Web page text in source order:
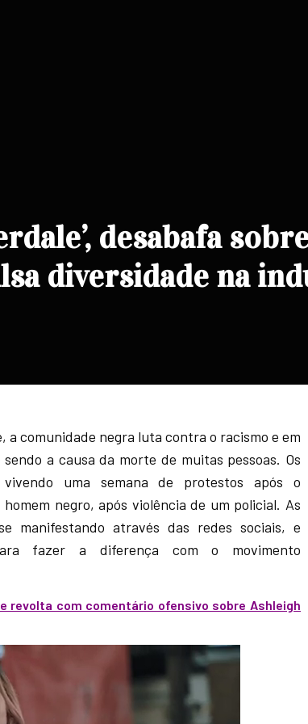
desabafa
diversidade na
a comunidade negra luta contra o racismo e em
a causa da morte de muitas pessoas. Os
uma semana de protestos após o
homem negro, após violência de um policial. As
manifestando através das redes sociais, e
fazer a diferença com o movimento
revolta com comentário ofensivo sobre Ashleigh